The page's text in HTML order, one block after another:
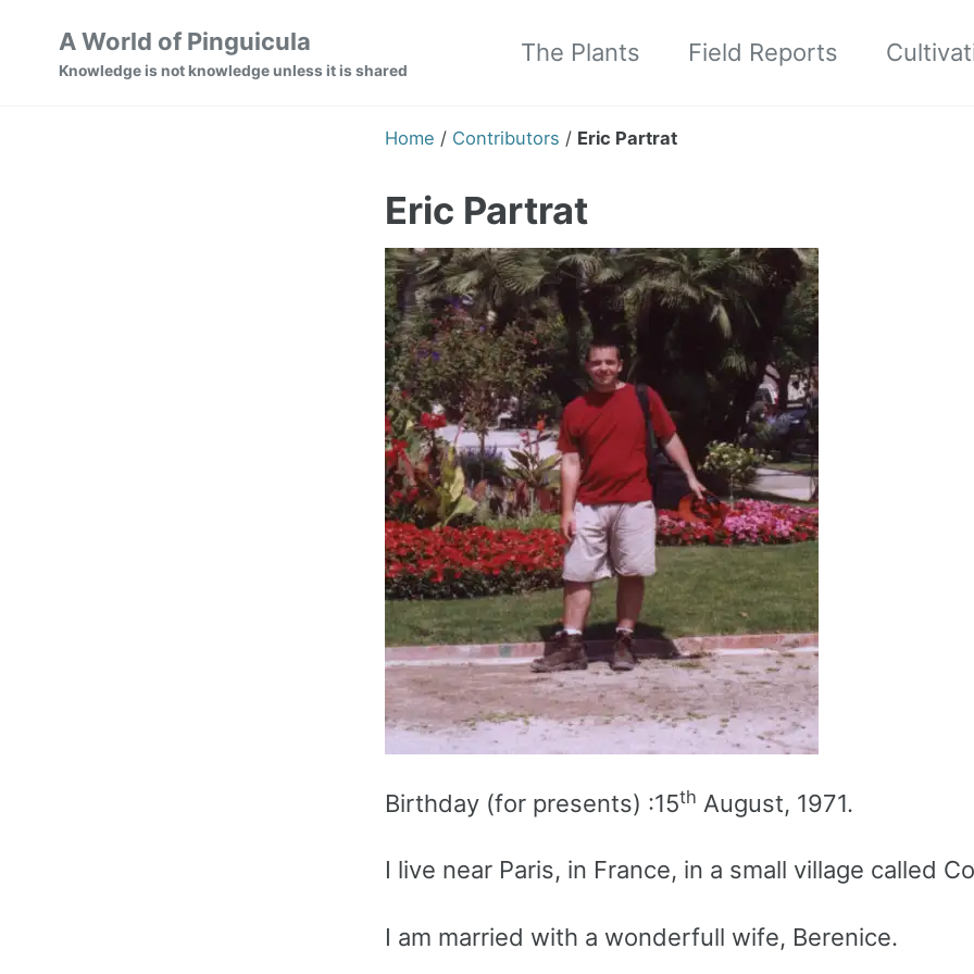
A World of Pinguicula
Knowledge is not knowledge unless it is shared
The Plants Field Reports
Home / Contributors / Eric Partrat
Eric Partrat
Birthday (for presents) :15th August, 1971.
I live near Paris, in France, in a small village called
I am married with a wonderfull wife, Berenice.